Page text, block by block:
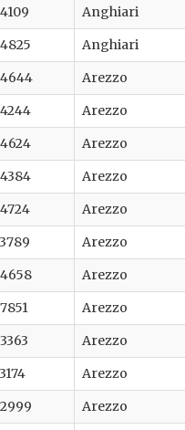
Anghiari
Anghiari
Arezzo
Arezzo
Arezzo
Arezzo
Arezzo
Arezzo
Arezzo
Arezzo
Arezzo
Arezzo
Arezzo